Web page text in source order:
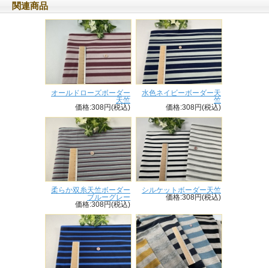
関連商品
オールドローズボーダー
天竺
価格:308円(税込)
水色ネイビーボーダー天
竺
価格:308円(税込)
柔らか双糸天竺ボーダー
ブルーグレー
価格:308円(税込)
シルケットボーダー天竺
価格:308円(税込)